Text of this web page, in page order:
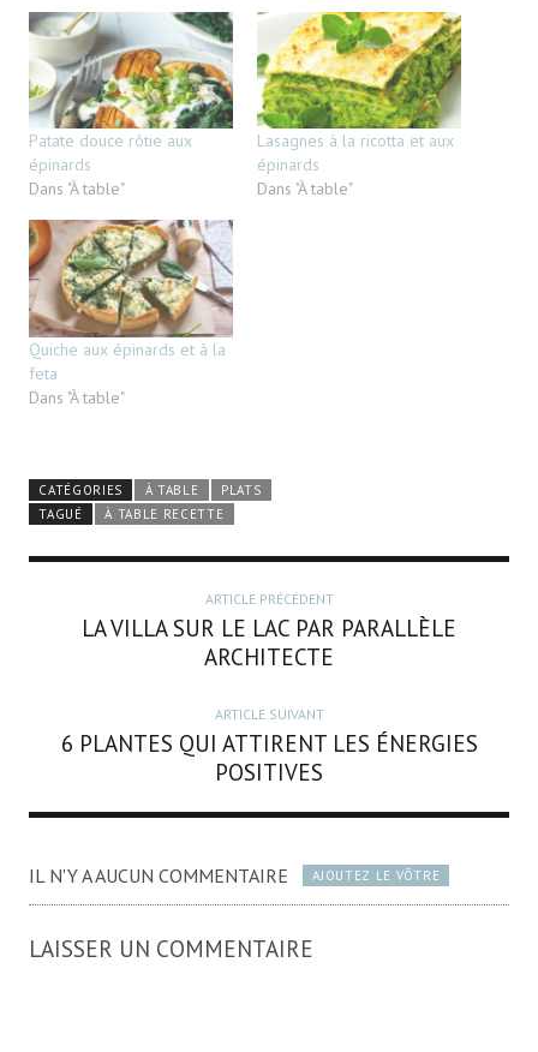
Patate douce rôtie aux
épinards
Dans "À table"
Lasagnes à la ricotta et aux
épinards
Dans "À table"
Quiche aux épinards et à la
feta
Dans "À table"
CATÉGORIES À TABLE
PLATS
TAGUÉ
À TABLE RECETTE
ARTICLE PRÉCÉDENT
LA VILLA SUR LE LAC PAR PARALLÈLE
ARCHITECTE
ARTICLE SUIVANT
6 PLANTES QUI ATTIRENT LES ÉNERGIES
POSITIVES
IL N'Y A AUCUN COMMENTAIRE AJOUTEZ LE VÔTRE
LAISSER UN COMMENTAIRE